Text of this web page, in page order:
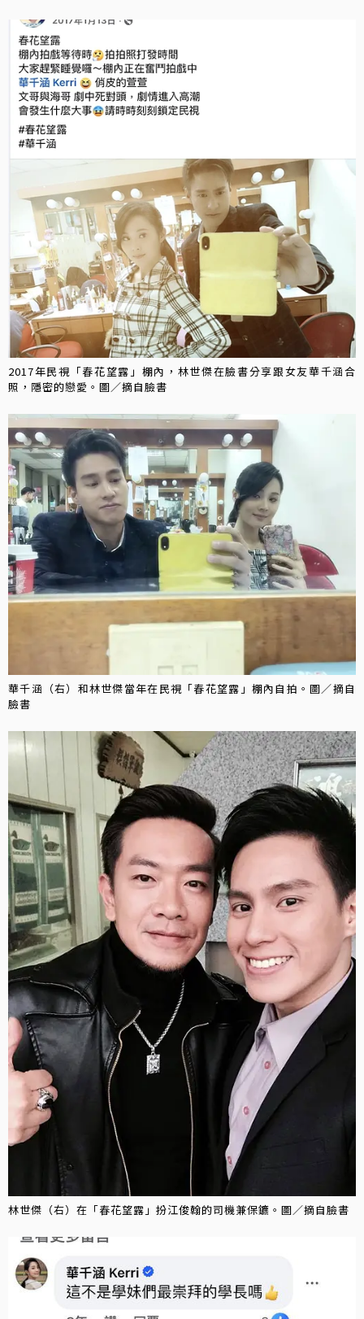
2017年民視「春花望露」棚內，林世傑在臉書分享跟女友華千涵合
照，隱密的戀愛。圖／摘自臉書
華千涵（右）和林世傑當年在民視「春花望露」棚內自拍。圖／摘自
臉書
林世傑（右）在「春花望露」扮江俊翰的司機兼保鑣。圖／摘自臉書